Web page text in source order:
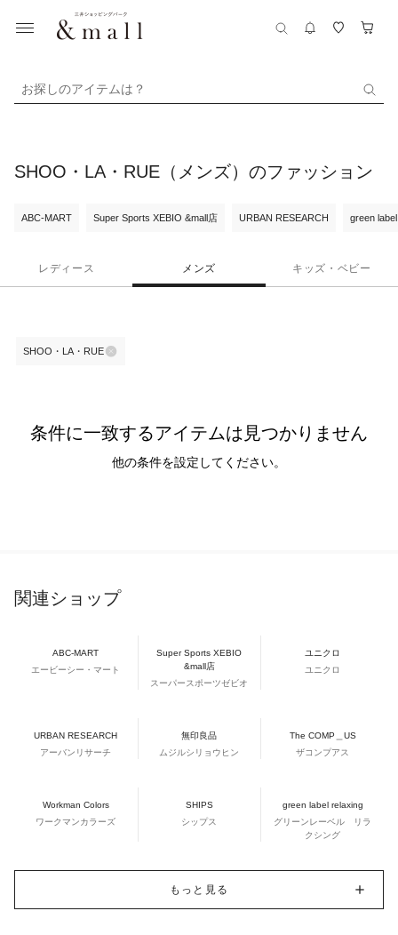
お探しのアイテムは？
SHOO・LA・RUE（メンズ）のファッション
ABC-MART Super Sports XEBIO &mall店 URBAN RESEARCH green
レディース メンズ キッズ・ベビー
SHOO・LA・RUE
条件に一致するアイテムは見つかりません
他の条件を設定してください。
関連ショップ
ABC-MART
エービーシー・マート
Super Sports XEBIO
&mall店
スーパースポーツゼビオ
ユニクロ
ユニクロ
URBAN RESEARCH
アーバンリサーチ
無印良品
ムジルシリョウヒン
The COMP＿US
ザコンプアス
Workman Colors
ワークマンカラーズ
SHIPS
シップス
green label relaxing
グリーンレーベル リラ
クシング
もっと見る